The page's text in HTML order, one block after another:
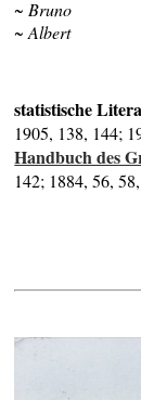
~ Bruno
~ Albert
statistische
1905, 138, 144;
Handbuch des
142; 1884, 56,